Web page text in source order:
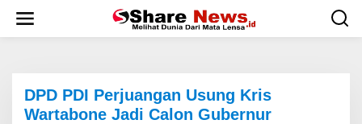
w
DPD PDI Perjuangan Usung Kris
Wartabone Jadi Calon Gubernur